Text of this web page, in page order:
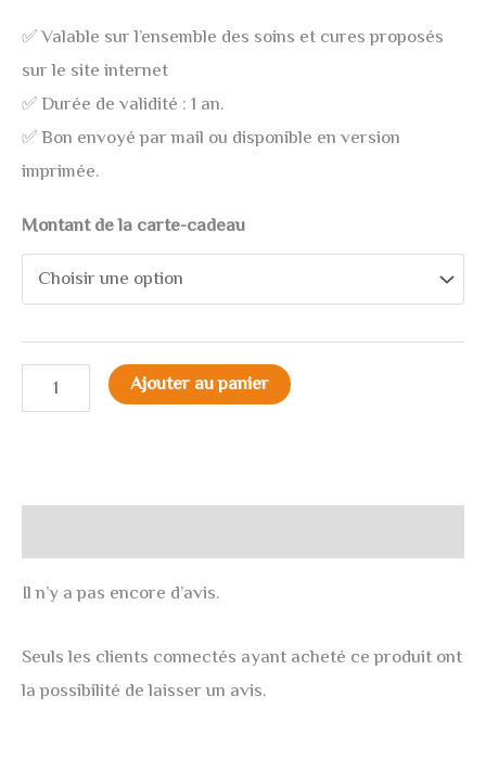
✅ Valable sur l’ensemble des soins et cures proposés
sur le site internet
✅ Durée de validité : 1 an.
✅ Bon envoyé par mail ou disponible en version
imprimée.
Montant de la carte-cadeau
Ajouter au panier
Il n’y a pas encore d’avis.
Seuls les clients connectés ayant acheté ce produit ont
la possibilité de laisser un avis.